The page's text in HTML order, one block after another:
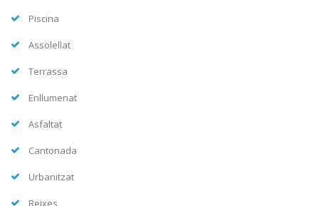
Piscina
Assolellat
Terrassa
Enllumenat
Asfaltat
Cantonada
Urbanitzat
Reixes